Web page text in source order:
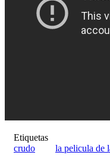
Etiquetas
crudo
la pelicula de